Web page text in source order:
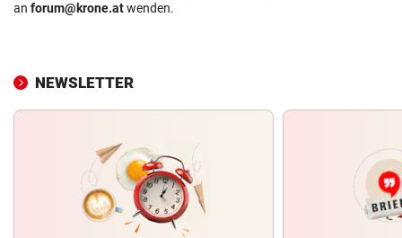
an forum@krone.atwenden.
NEWSLETTER